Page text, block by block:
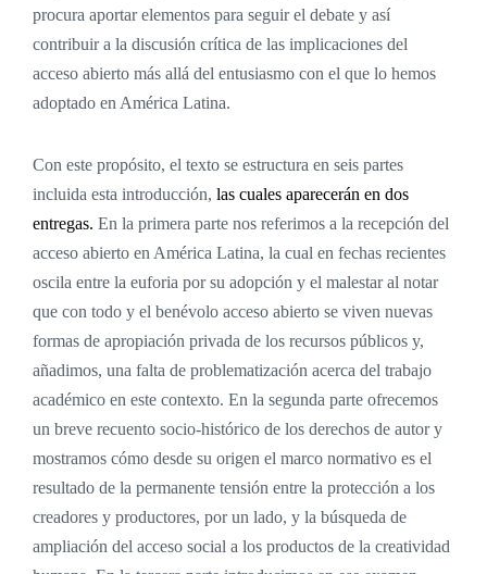
procura aportar elementos para seguir el debate y así
contribuir a la discusión crítica de las implicaciones del
acceso abierto más allá del entusiasmo con el que lo hemos
adoptado en América Latina.
Con este propósito, el texto se estructura en seis partes
incluida esta introducción, las cuales aparecerán en dos
entregas. En la primera parte nos referimos a la recepción del
acceso abierto en América Latina, la cual en fechas recientes
oscila entre la euforia por su adopción y el malestar al notar
que con todo y el benévolo acceso abierto se viven nuevas
formas de apropiación privada de los recursos públicos y,
añadimos, una falta de problematización acerca del trabajo
académico en este contexto. En la segunda parte ofrecemos
un breve recuento socio-histórico de los derechos de autor y
mostramos cómo desde su origen el marco normativo es el
resultado de la permanente tensión entre la protección a los
creadores y productores, por un lado, y la búsqueda de
ampliación del acceso social a los productos de la creatividad